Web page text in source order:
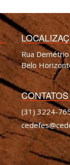
Rua
Belo
CONTATOS
(31) 3224-